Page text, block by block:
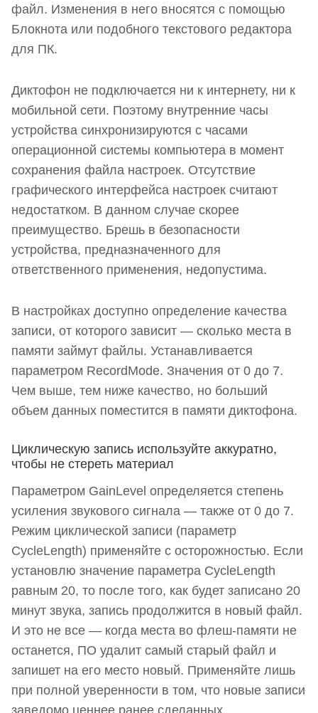
файл. Изменения в него вносятся с помощью
Блокнота или подобного текстового редактора
для ПК.
Диктофон не подключается ни к интернету, ни к
мобильной сети. Поэтому внутренние часы
устройства синхронизируются с часами
операционной системы компьютера в момент
сохранения файла настроек. Отсутствие
графического интерфейса настроек считают
недостатком. В данном случае скорее
преимущество. Брешь в безопасности
устройства, предназначенного для
ответственного применения, недопустима.
В настройках доступно определение качества
записи, от которого зависит — сколько места в
памяти займут файлы. Устанавливается
параметром RecordMode. Значения от 0 до 7.
Чем выше, тем ниже качество, но больший
объем данных поместится в памяти диктофона.
Циклическую запись используйте аккуратно,
чтобы не стереть материал
Параметром GainLevel определяется степень
усиления звукового сигнала — также от 0 до 7.
Режим циклической записи (параметр
CycleLength) применяйте с осторожностью. Если
установлю значение параметра CycleLength
равным 20, то после того, как будет записано 20
минут звука, запись продолжится в новый файл.
И это не все — когда места во флеш-памяти не
останется, ПО удалит самый старый файл и
запишет на его место новый. Применяйте лишь
при полной уверенности в том, что новые записи
заведомо ценнее ранее сделанных.